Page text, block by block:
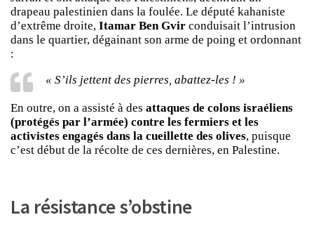
drapeau palestinien dans la foulée. Le député kahaniste
d’extrême droite, Itamar Ben Gvir conduisait l’intrusion
dans le quartier, dégainant son arme de poing et ordonnant
:
« S’ils jettent des pierres, abattez-les ! »
En outre, on a assisté à des attaques de colons israéliens
(protégés par l’armée) contre les fermiers et les
activistes engagés dans la cueillette des olives, puisque
c’est début de la récolte de ces dernières, en Palestine.
La résistance s’obstine